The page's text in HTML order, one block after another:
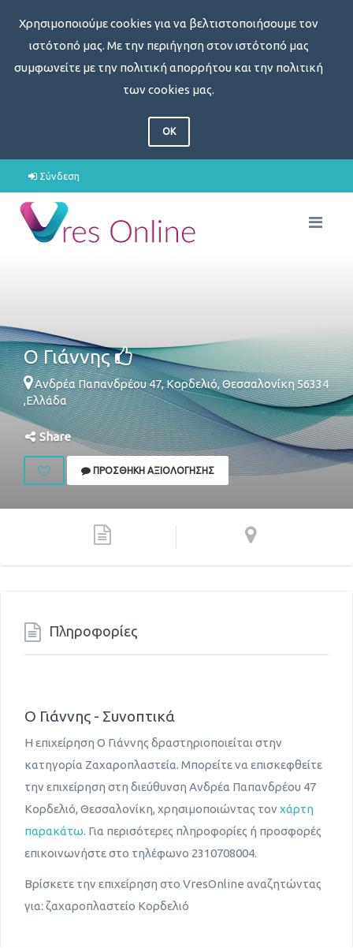
Χρησιμοποιούμε cookies για να βελτιστοποιήσουμε τον
ιστότοπό μας. Με την περιήγηση στον ιστότοπό μας
συμφωνείτε με την πολιτική απορρήτου και την πολιτική
των cookies μας.
OK
Σύνδεση
Ο Γιάννης
Ανδρέα Παπανδρέου 47,Κορδελιό,Θεσσαλονίκη56334
,Ελλάδα
Share
ΠΡΟΣΘΉΚΗ ΑΞΙΟΛΌΓΗΣΗΣ
Πληροφορίες
Ο Γιάννης - Συνοπτικά
Η επιχείρηση Ο Γιάννης δραστηριοποιείται στην
κατηγορία Ζαχαροπλαστεία. Μπορείτε να επισκεφθείτε
την επιχείρηση στη διεύθυνση Ανδρέα Παπανδρέου 47
Κορδελιό, Θεσσαλονίκη, χρησιμοποιώντας τον χάρτη
παρακάτω. Για περισότερες πληροφορίες ή προσφορές
επικοινωνήστε στο τηλέφωνο 2310708004.
Βρίσκετε την επιχείρηση στο VresOnline αναζητώντας
για: ζαχαροπλαστείο Κορδελιό